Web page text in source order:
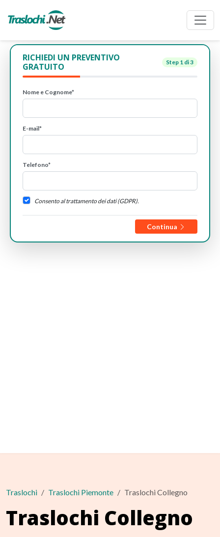
RICHIEDI UN PREVENTIVO
GRATUITO
Step 1 di 3
Nome e Cognome*
E-mail*
Telefono*
Consento al trattamento dei dati (GDPR).
Continua
Traslochi Traslochi Piemonte Traslochi Collegno
Traslochi Collegno